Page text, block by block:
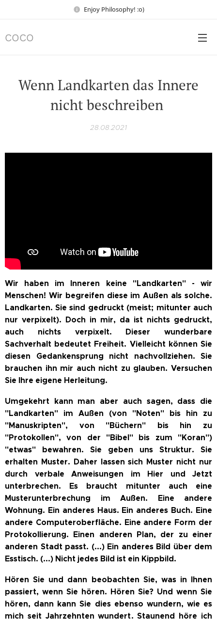
Enjoy Philosophy! :o)
COCO
Wenn Landkarten das Innere
nicht beschreiben
28.08.2021
Wir haben im Inneren keine "Landkarten" - wir
Menschen! Wir begreifen diese im Außen als solche.
Landkarten. Sie sind gedruckt (meist; mitunter auch
nur verpixelt). Doch in mir, da ist nichts gedruckt,
auch nichts verpixelt. Dieser wunderbare
Sachverhalt bedeutet Freiheit. Vielleicht können Sie
diesen Gedankensprung nicht nachvollziehen. Sie
brauchen ihn mir auch nicht zu glauben. Versuchen
Sie Ihre eigene Herleitung.
Umgekehrt kann man aber auch sagen, dass die
"Landkarten" im Außen (von "Noten" bis hin zu
"Manuskripten", von "Büchern" bis hin zu
"Protokollen", von der "Bibel" bis zum "Koran")
"etwas" bewahren. Sie geben uns Struktur. Sie
erhalten Muster. Daher lassen sich Muster nicht nur
durch verbale Anweisungen im Hier und Jetzt
unterbrechen. Es braucht mitunter auch eine
Musterunterbrechung im Außen. Eine andere
Wohnung. Ein anderes Haus. Ein anderes Buch. Eine
andere Computeroberfläche. Eine andere Form der
Protokollierung. Einen anderen Plan, der zu einer
anderen Stadt passt. (...) Ein anderes Bild über dem
Esstisch. (...) Nicht jedes Bild ist ein Kippbild.
Hören Sie und dann beobachten Sie, was in Ihnen
passiert, wenn Sie hören. Hören Sie? Und wenn Sie
hören, dann kann Sie dies ebenso wundern, wie es
mich seit Jahrzehnten wundert. Staunend höre ich